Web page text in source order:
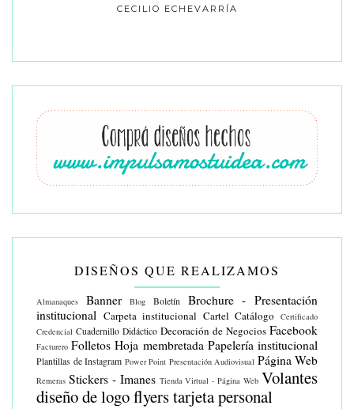
CECILIO ECHEVARRÍA
DISEÑOS QUE REALIZAMOS
Almanaques Banner Blog Boletín
Brochure - Presentación
institucional Carpeta institucional Cartel Catálogo
Certificado
Credencial Cuadernillo Didáctico Decoración de Negocios Facebook
Facturero Folletos Hoja membretada Papelería institucional
Plantillas de Instagram Power Point Presentación Audiovisual Página Web
Remeras Stickers - Imanes Tienda Virtual - Página Web Volantes
diseño de logoflyerstarjeta personal